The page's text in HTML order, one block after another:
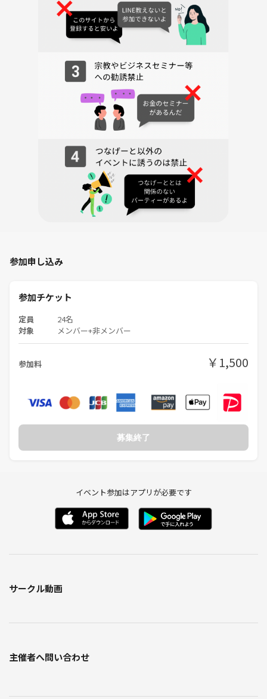
内観：オシャレで落ち着ける雰囲気のあるカフェレストラン☕
※到着したら｢イベント｣で来ましたとお伝え下さい。
何かの都合でどうしても遅れてしまう場合もあると思います。終了のお
時間まではご参加頂けますので、どうぞ慌てず安全にお越しください。
ご都合が悪くなりキャンセルされる場合は、お申込みしたサイトからの
キャンセルをお願い致します。
大雨・台風・大雪・地震など特別な天災の場合には状況を判断してご連
こちらの企画ではネットワークビジネス・宗教の勧誘目的の方のご参加
をお断りしております。
🌼 イベントの流れ 🌼
スメ致します。
↓
お店に１品以上のオーダー☕
❸ ご案内
順番にお席にご案内１テーブル２～６名予定
❹ 交流会開始
人数次第ですが２～３回を予定
❻ 交流会終了
🌼 交流アイテム 🌼
皆さんが交流しやすいように
自己紹介カードをご用意しています♪
❷ 好きな事や興味・今ハマっている事など
❹ 教えて欲しい事・仲良くなりたい人など
参加ルール
参加申し込み
参加チケット
定員 24名
対象 メンバー+非メンバー
参加料 ￥1,500
募集終了
イベント参加はアプリが必要です
サークル動画
主催者へ問い合わせ